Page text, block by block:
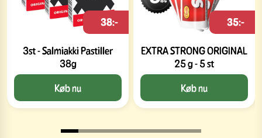
3st - Salmiakki Pastiller
38g
38:-
Køb nu
EXTRA STRONG ORIGINAL
25 g - 5 st
35:-
Køb nu